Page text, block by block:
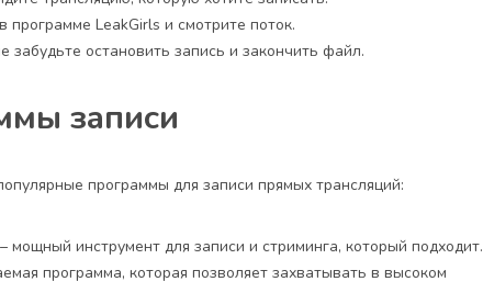
программе LeakGirls и смотрите поток.
забудьте остановить запись и закончить файл.
записи
программы для записи прямых трансляций:
инструмент для записи и стриминга, который подходит.
программа, которая позволяет захватывать в высоком